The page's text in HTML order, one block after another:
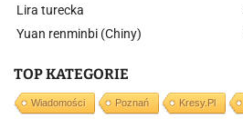
Lira turecka
Yuan renminbi (Chiny)
TOP KATEGORIE
Wiadomości Poznań Kresy.pl